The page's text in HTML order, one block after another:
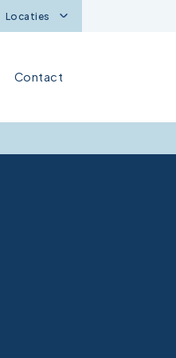
Locaties
Contact